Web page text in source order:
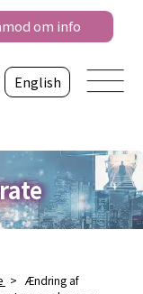
English
om info
> Ændring af